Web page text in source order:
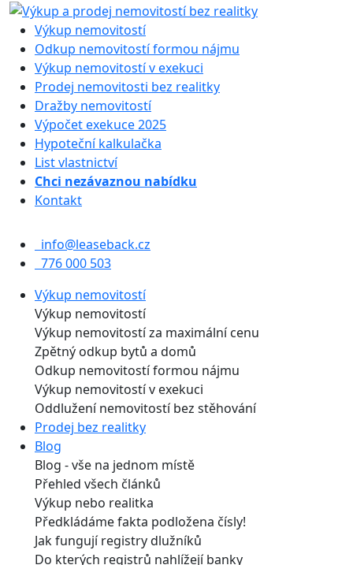
Výkup nemovitostí
Odkup nemovitostí formou nájmu
Výkup nemovitostí v exekuci
Prodej nemovitosti bez realitky
Dražby nemovitostí
Výpočet exekuce 2025
Hypoteční kalkulačka
List vlastnictví
Chci nezávaznou nabídku
Kontakt
info@leaseback.cz
776 000 503
Výkup nemovitostí
Výkup nemovitostí
Výkup nemovitostí za maximální cenu
Zpětný odkup bytů a domů
Odkup nemovitostí formou nájmu
Výkup nemovitostí v exekuci
Oddlužení nemovitostí bez stěhování
Prodej bez realitky
Blog
Blog - vše na jednom místě
Přehled všech článků
Výkup nebo realitka
Předkládáme fakta podložena čísly!
Jak fungují registry dlužníků
Do kterých registrů nahlížejí banky